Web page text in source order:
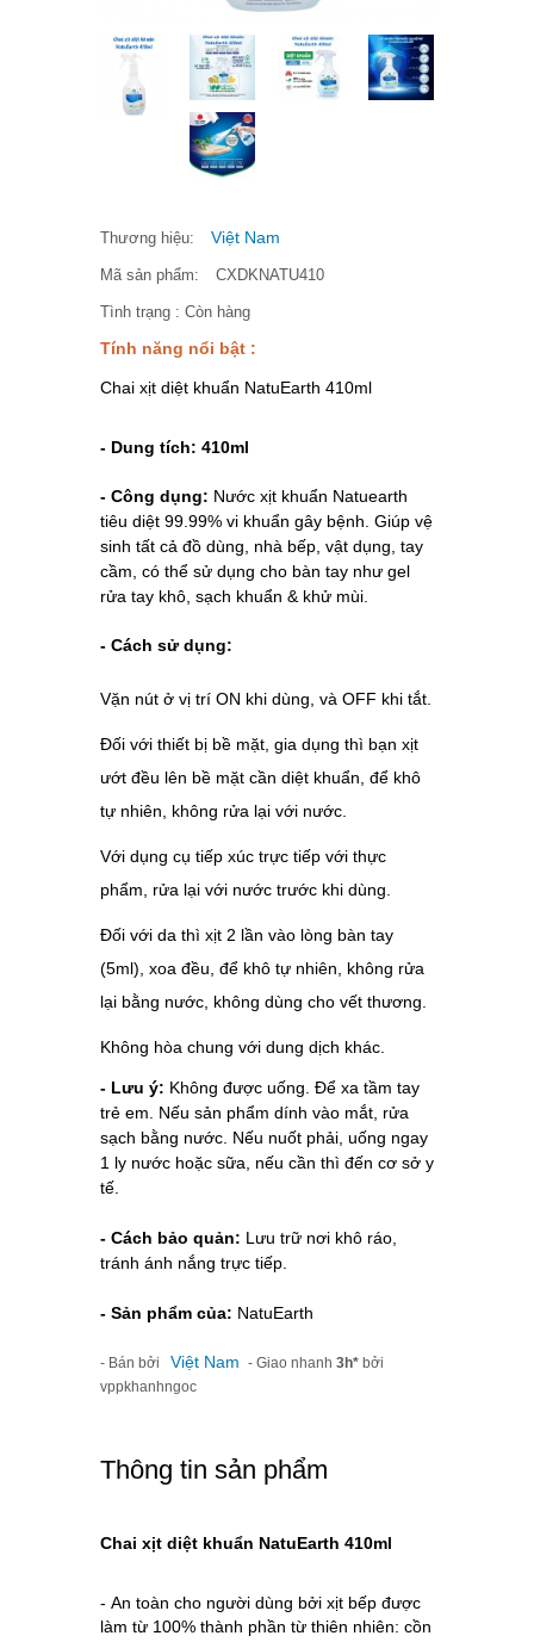
Thương hiệu: Việt Nam
Mã sản phẩm: CXDKNATU410
Tình trạng : Còn hàng
Tính năng nổi bật :
Chai xịt diệt khuẩn NatuEarth 410ml
- Dung tích: 410ml
- Công dụng: Nước xịt khuẩn Natuearth
tiêu diệt 99.99% vi khuẩn gây bệnh. Giúp vệ
sinh tất cả đồ dùng, nhà bếp, vật dụng, tay
cầm, có thể sử dụng cho bàn tay như gel
rửa tay khô, sạch khuẩn & khử mùi.
- Cách sử dụng:
Vặn nút ở vị trí ON khi dùng, và OFF khi tắt.
Đối với thiết bị bề mặt, gia dụng thì bạn xịt
ướt đều lên bề mặt cần diệt khuẩn, để khô
tự nhiên, không rửa lại với nước.
Với dụng cụ tiếp xúc trực tiếp với thực
phẩm, rửa lại với nước trước khi dùng.
Đối với da thì xịt 2 lần vào lòng bàn tay
(5ml), xoa đều, để khô tự nhiên, không rửa
lại bằng nước, không dùng cho vết thương.
Không hòa chung với dung dịch khác.
- Lưu ý: Không được uống. Để xa tầm tay
trẻ em. Nếu sản phẩm dính vào mắt, rửa
sạch bằng nước. Nếu nuốt phải, uống ngay
1 ly nước hoặc sữa, nếu cần thì đến cơ sở y
tế.
- Cách bảo quản: Lưu trữ nơi khô ráo,
tránh ánh nắng trực tiếp.
- Sản phẩm của: NatuEarth
- Bán bởi Việt Nam - Giao nhanh 3h* bởi
vppkhanhngoc
Thông tin sản phẩm
Chai xịt diệt khuẩn NatuEarth 410ml
- An toàn cho người dùng bởi xịt bếp được
làm từ 100% thành phần từ thiên nhiên: cồn